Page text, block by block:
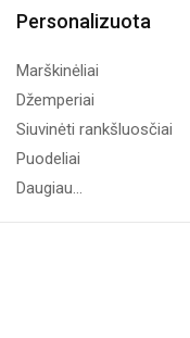
Personalizuota
Marškinėliai
Džemperiai
Siuvinėti rankšluosčiai
Puodeliai
Daugiau...